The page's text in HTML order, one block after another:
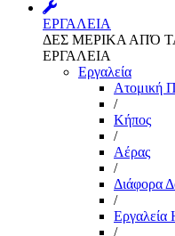
ΕΡΓΑΛΕΙΑ
ΔΕΣ ΜΕΡΙΚΑ ΑΠΌ
ΕΡΓΑΛΕΙΑ
Εργαλεία
Aτομική
/
Kήπος
/
Αέρας
/
Διάφορα
/
Εργαλεία
/